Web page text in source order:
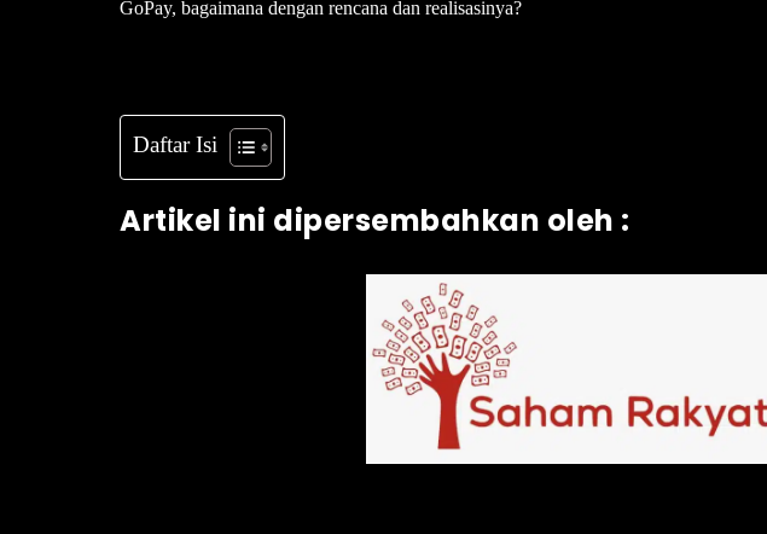
GoPay, bagaimana dengan rencana dan realisasinya?
Daftar Isi
Artikel ini dipersembahkan oleh :